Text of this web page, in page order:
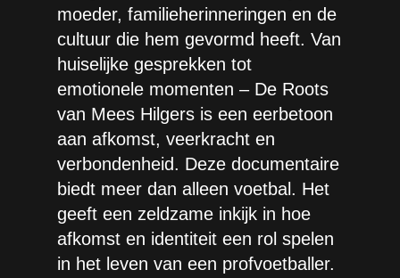
moeder, familieherinneringen en de
cultuur die hem gevormd heeft. Van
huiselijke gesprekken tot
emotionele momenten – De Roots
van Mees Hilgers is een eerbetoon
aan afkomst, veerkracht en
verbondenheid. Deze documentaire
biedt meer dan alleen voetbal. Het
geeft een zeldzame inkijk in hoe
afkomst en identiteit een rol spelen
in het leven van een profvoetballer.